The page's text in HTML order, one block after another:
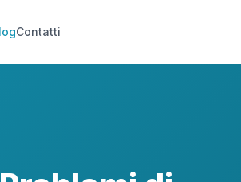
Contatti